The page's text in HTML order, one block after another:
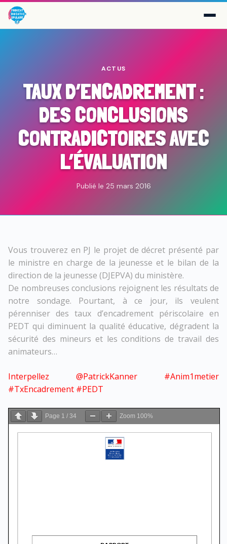
ACTUS
TAUX D’ENCADREMENT :
DES CONCLUSIONS
CONTRADICTOIRES AVEC
L’ÉVALUATION
Publié le 25 mars 2016
Vous trouverez en PJ le projet de décret présenté par
le ministre en charge de la jeunesse et le bilan de la
direction de la jeunesse (DJEPVA) du ministère.
De nombreuses conclusions rejoignent les résultats de
notre sondage. Pourtant, à ce jour, ils veulent
pérenniser des taux d’encadrement périscolaire en
PEDT qui diminuent la qualité éducative, dégradent la
sécurité des mineurs et les conditions de travail des
animateurs…
Interpellez @PatrickKanner #Anim1metier
#TxEncadrement #PEDT
Page 1 / 34 Zoom 100%